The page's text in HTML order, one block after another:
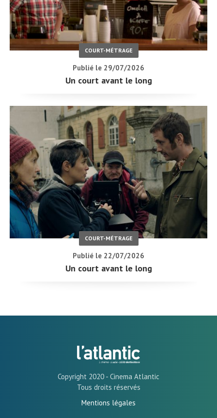
COURT-MÉTRAGE
Publié le 29/07/2026
Un court avant le long
COURT-MÉTRAGE
Publié le 22/07/2026
Un court avant le long
Copyright 2020 - Cinema Atlantic
Tous droits réservés
Mentions légales